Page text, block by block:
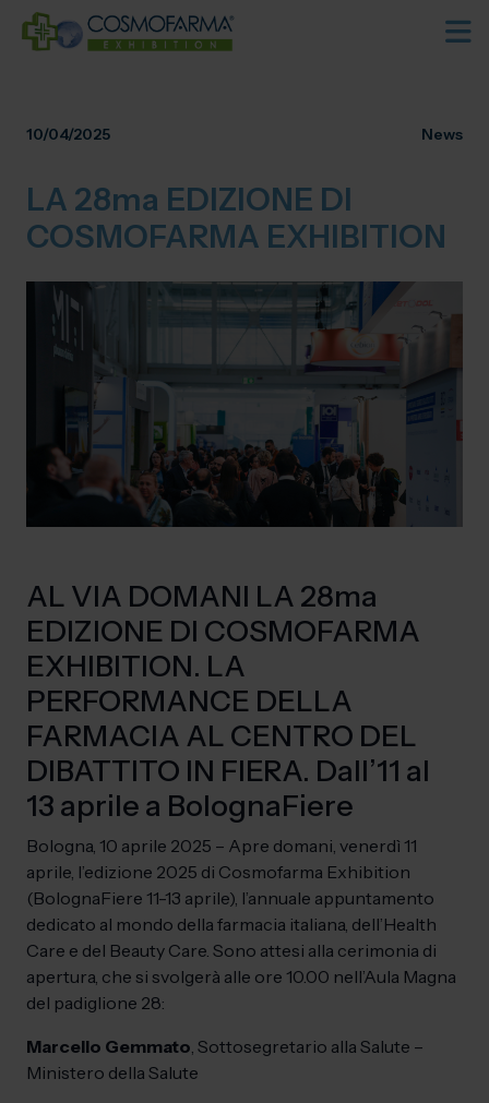
10/04/2025 News
LA 28ma EDIZIONE DI
COSMOFARMA EXHIBITION
AL VIA DOMANI LA 28ma
EDIZIONE DI COSMOFARMA
EXHIBITION. LA
PERFORMANCE DELLA
FARMACIA AL CENTRO DEL
DIBATTITO IN FIERA. Dall’11 al
13 aprile a BolognaFiere
Bologna, 10 aprile 2025 – Apre domani, venerdì 11
aprile, l’edizione 2025 di Cosmofarma Exhibition
(BolognaFiere 11-13 aprile), l’annuale appuntamento
dedicato al mondo della farmacia italiana, dell’Health
Care e del Beauty Care. Sono attesi alla cerimonia di
apertura, che si svolgerà alle ore 10.00 nell’Aula Magna
del padiglione 28:
Marcello Gemmato , Sottosegretario alla Salute –
Ministero della Salute